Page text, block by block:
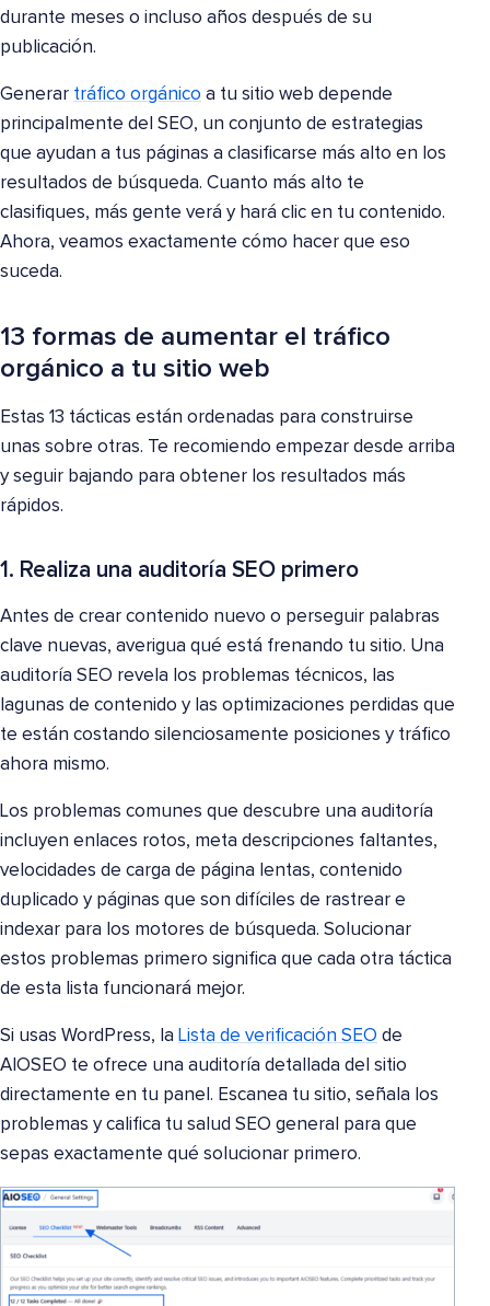
durante meses o incluso años después de su
publicación.
Generar tráfico orgánico a tu sitio web depende
principalmente del SEO, un conjunto de estrategias
que ayudan a tus páginas a clasificarse más alto en los
resultados de búsqueda. Cuanto más alto te
clasifiques, más gente verá y hará clic en tu contenido.
Ahora, veamos exactamente cómo hacer que eso
suceda.
13 formas de aumentar el tráfico
orgánico a tu sitio web
Estas 13 tácticas están ordenadas para construirse
unas sobre otras. Te recomiendo empezar desde arriba
y seguir bajando para obtener los resultados más
rápidos.
1. Realiza una auditoría SEO primero
Antes de crear contenido nuevo o perseguir palabras
clave nuevas, averigua qué está frenando tu sitio. Una
auditoría SEO revela los problemas técnicos, las
lagunas de contenido y las optimizaciones perdidas que
te están costando silenciosamente posiciones y tráfico
ahora mismo.
Los problemas comunes que descubre una auditoría
incluyen enlaces rotos, meta descripciones faltantes,
velocidades de carga de página lentas, contenido
duplicado y páginas que son difíciles de rastrear e
indexar para los motores de búsqueda. Solucionar
estos problemas primero significa que cada otra táctica
de esta lista funcionará mejor.
Si usas WordPress, la Lista de verificación SEO de
AIOSEO te ofrece una auditoría detallada del sitio
directamente en tu panel. Escanea tu sitio, señala los
problemas y califica tu salud SEO general para que
sepas exactamente qué solucionar primero.